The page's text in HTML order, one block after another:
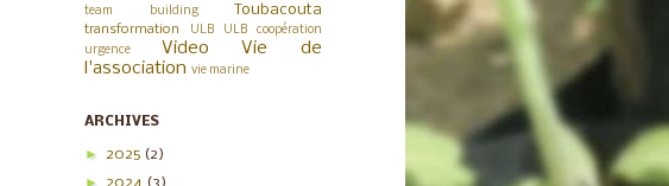
team building
Toubacouta
transformation ULB
ULB coopération
urgence
Video
Vie de
l'association vie marine
ARCHIVES
► 2025 (2)
► 2024 (3)